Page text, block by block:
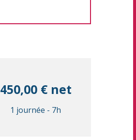
450,00 € net
1 journée - 7h